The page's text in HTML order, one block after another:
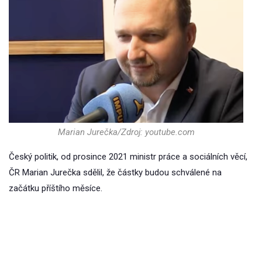
Marian Jurečka/Zdroj: youtube.com
Český politik, od prosince 2021 ministr práce a sociálních věcí,
ČR Marian Jurečka sdělil, že částky budou schválené na
začátku příštího měsíce.